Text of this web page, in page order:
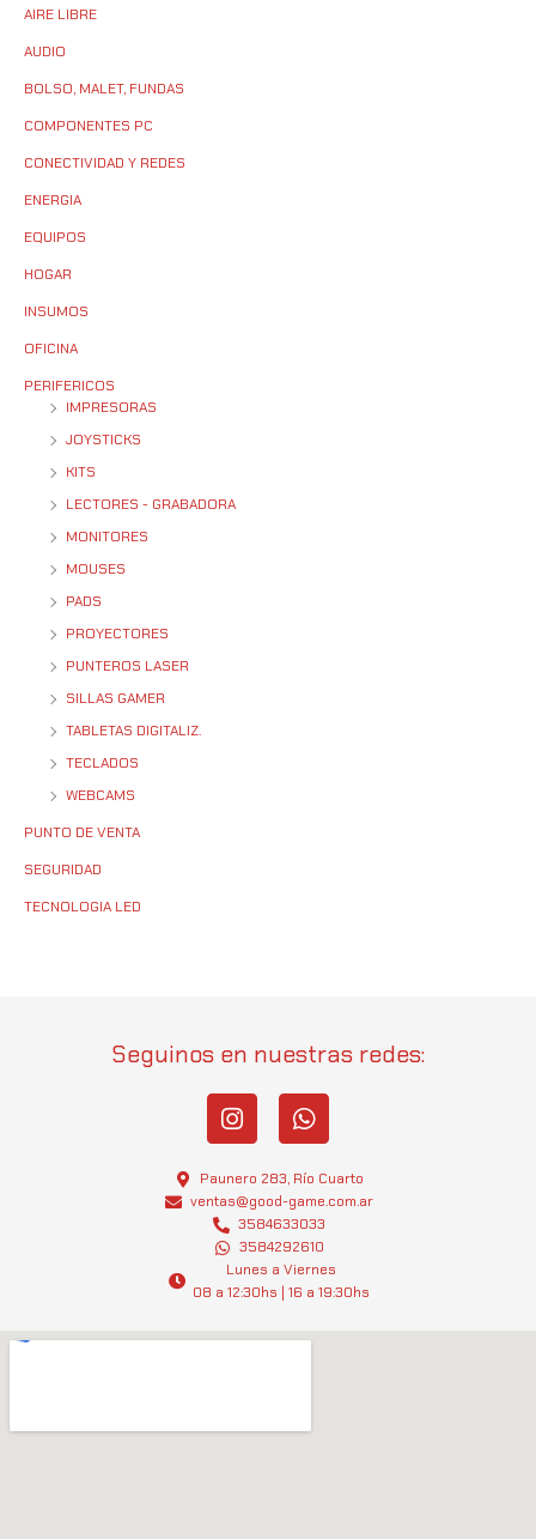
AIRE LIBRE
AUDIO
BOLSO, MALET, FUNDAS
COMPONENTES PC
CONECTIVIDAD Y REDES
ENERGIA
EQUIPOS
HOGAR
INSUMOS
OFICINA
PERIFERICOS
IMPRESORAS
JOYSTICKS
KITS
LECTORES - GRABADORA
MONITORES
MOUSES
PADS
PROYECTORES
PUNTEROS LASER
SILLAS GAMER
TABLETAS DIGITALIZ.
TECLADOS
WEBCAMS
PUNTO DE VENTA
SEGURIDAD
TECNOLOGIA LED
Seguinos en nuestras redes:
I
n
t
a
g
r
a
m
W
h
t
s
a
p
p
Paunero 283, Río Cuarto
ventas@good-game.com.ar
3584633033
3584292610
Lunes a Viernes
08 a 12:30hs | 16 a 19:30hs